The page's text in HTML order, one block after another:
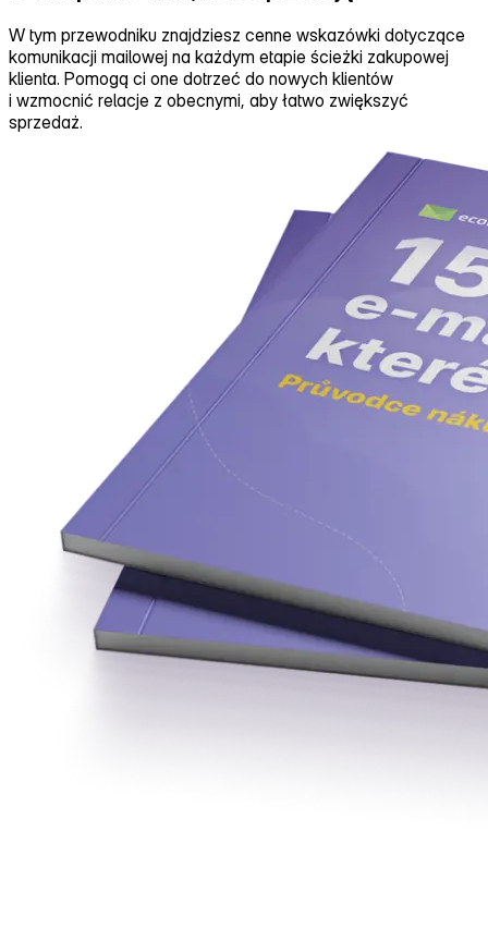
W tym przewodniku znajdziesz cenne wskazówki dotyczące
komunikacji mailowej na każdym etapie ścieżki zakupowej
klienta. Pomogą ci one dotrzeć do nowych klientów
i wzmocnić relacje z obecnymi, aby łatwo zwiększyć
sprzedaż.